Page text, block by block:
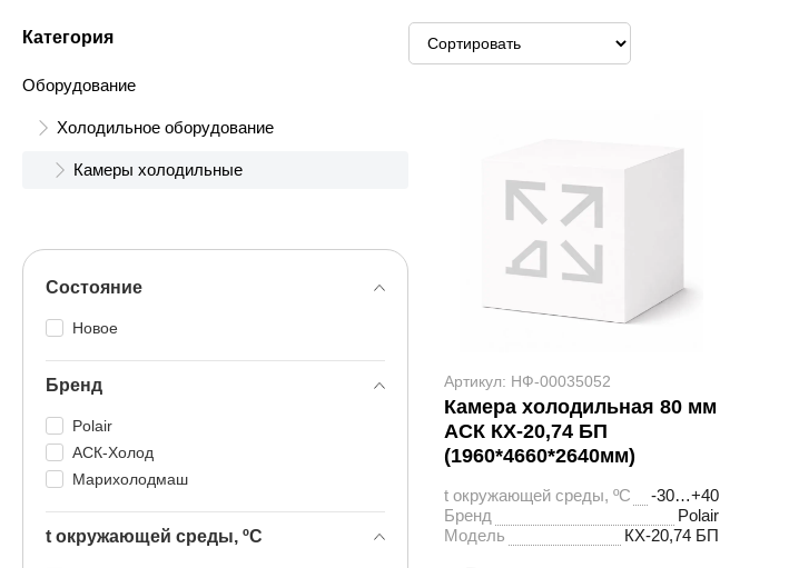
Категория
Оборудование
Холодильное оборудование
Камеры холодильные
Состояние
Новое
Бренд
Polair
АСК-Холод
Марихолодмаш
t окружающей среды, ºС
Артикул: НФ-00035052
Камера холодильная 80 мм
АСК КХ-20,74 БП
(1960*4660*2640мм)
t окружающей среды, ºС
-30…+40
Бренд
Polair
Модель
КХ-20,74 БП